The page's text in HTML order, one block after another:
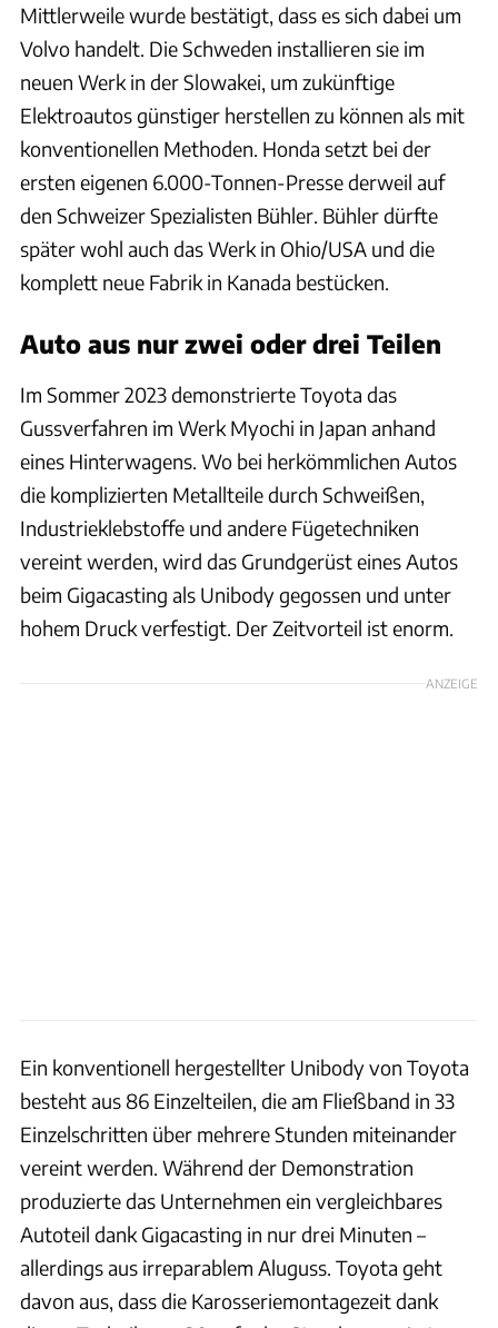
Mittlerweile wurde bestätigt, dass es sich dabei um
Volvo handelt. Die Schweden installieren sie im
neuen Werk in der Slowakei, um zukünftige
Elektroautos günstiger herstellen zu können als mit
konventionellen Methoden. Honda setzt bei der
ersten eigenen 6.000-Tonnen-Presse derweil auf
den Schweizer Spezialisten Bühler. Bühler dürfte
später wohl auch das Werk in Ohio/USA und die
komplett neue Fabrik in Kanada bestücken.
Auto aus nur zwei oder drei Teilen
Im Sommer 2023 demonstrierte Toyota das
Gussverfahren im Werk Myochi in Japan anhand
eines Hinterwagens. Wo bei herkömmlichen Autos
die komplizierten Metallteile durch Schweißen,
Industrieklebstoffe und andere Fügetechniken
vereint werden, wird das Grundgerüst eines Autos
beim Gigacasting als Unibody gegossen und unter
hohem Druck verfestigt. Der Zeitvorteil ist enorm.
ANZEIGE
Ein konventionell hergestellter Unibody von Toyota
besteht aus 86 Einzelteilen, die am Fließband in 33
Einzelschritten über mehrere Stunden miteinander
vereint werden. Während der Demonstration
produzierte das Unternehmen ein vergleichbares
Autoteil dank Gigacasting in nur drei Minuten –
allerdings aus irreparablem Aluguss. Toyota geht
davon aus, dass die Karosseriemontagezeit dank